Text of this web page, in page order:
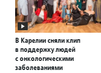
В Карелии сняли клип
в поддержку людей
с онкологическими
заболеваниями